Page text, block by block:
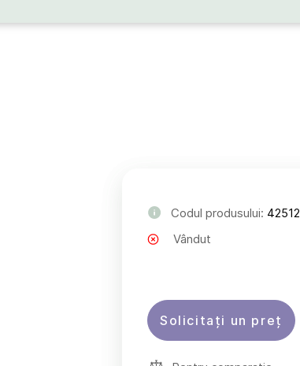
Codul produsului: 42512
Vândut
Solicitați un preț